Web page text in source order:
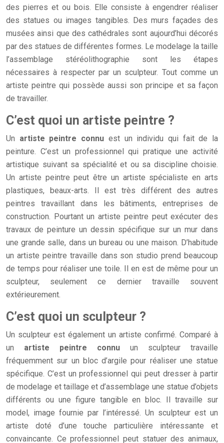
des pierres et ou bois. Elle consiste à engendrer réaliser
des statues ou images tangibles. Des murs façades des
musées ainsi que des cathédrales sont aujourd’hui décorés
par des statues de différentes formes. Le modelage la taille
l’assemblage stéréolithographie sont les étapes
nécessaires à respecter par un sculpteur. Tout comme un
artiste peintre qui possède aussi son principe et sa façon
de travailler.
C’est quoi un artiste peintre ?
Un artiste peintre connu est un individu qui fait de la
peinture. C’est un professionnel qui pratique une activité
artistique suivant sa spécialité et ou sa discipline choisie.
Un artiste peintre peut être un artiste spécialiste en arts
plastiques, beaux-arts. Il est très différent des autres
peintres travaillant dans les bâtiments, entreprises de
construction. Pourtant un artiste peintre peut exécuter des
travaux de peinture un dessin spécifique sur un mur dans
une grande salle, dans un bureau ou une maison. D’habitude
un artiste peintre travaille dans son studio prend beaucoup
de temps pour réaliser une toile. Il en est de même pour un
sculpteur, seulement ce dernier travaille souvent
extérieurement.
C’est quoi un sculpteur ?
Un sculpteur est également un artiste confirmé. Comparé à
un artiste peintre connu un sculpteur travaille
fréquemment sur un bloc d’argile pour réaliser une statue
spécifique. C’est un professionnel qui peut dresser à partir
de modelage et taillage et d’assemblage une statue d’objets
différents ou une figure tangible en bloc. Il travaille sur
model, image fournie par l’intéressé. Un sculpteur est un
artiste doté d’une touche particulière intéressante et
convaincante. Ce professionnel peut statuer des animaux,